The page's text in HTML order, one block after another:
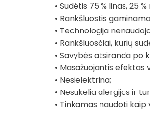
• Sudėtis 75 % linas, 25
• Rankšluostis
• Technologija
• Rankšluosčiai, kurių
• Savybės atsiranda po
• Masažuojantis efektas
• Nesielektrina;
• Nesukelia alergijos ir
• Tinkamas naudoti